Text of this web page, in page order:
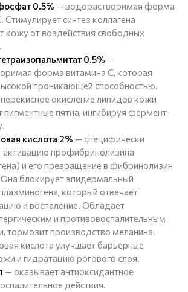
0.5% — водорастворимая форма
Стимулирует синтез коллагена
кожу от воздействия свободных
0.5% —
форма витамина С, которая
проникающей способностью.
окисление липидов кожи
пигментные пятна, ингибируя фермент
кислота 2% — специфически
активацию профибринолизина
и его превращение в фибринолизин
блокирует эпидермальный
который отвечает
и воспаление. Обладает
и противовоспалительным
тормозит производство меланина.
кислота улучшает барьерные
и гидратацию рогового слоя.
— оказывает антиоксидантное
действия.